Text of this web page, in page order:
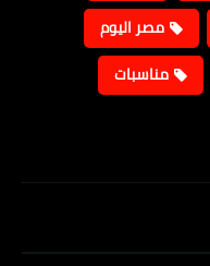
مصر اليوم
مناسبات